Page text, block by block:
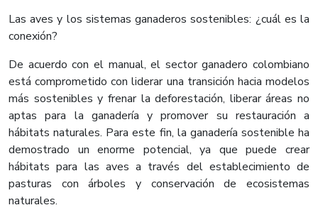
Las aves y los sistemas ganaderos sostenibles: ¿cuál es la
conexión?
De acuerdo con el manual, el sector ganadero colombiano
está comprometido con liderar una transición hacia modelos
más sostenibles y frenar la deforestación, liberar áreas no
aptas para la ganadería y promover su restauración a
hábitats naturales. Para este fin, la ganadería sostenible ha
demostrado un enorme potencial, ya que puede crear
hábitats para las aves a través del establecimiento de
pasturas con árboles y conservación de ecosistemas
naturales.